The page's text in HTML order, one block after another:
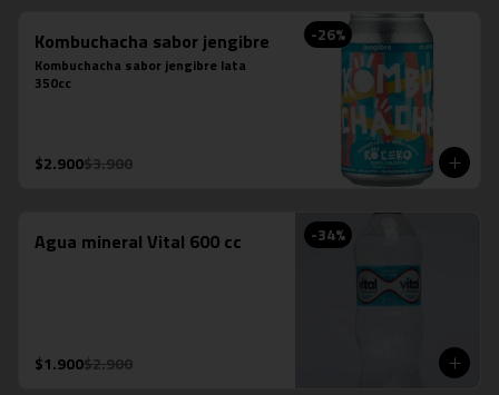
-26%
Kombuchacha sabor jengibre
Kombuchacha sabor jengibre lata
350cc
$2.900$3.900
-34%
Agua mineral Vital 600 cc
$1.900$2.900